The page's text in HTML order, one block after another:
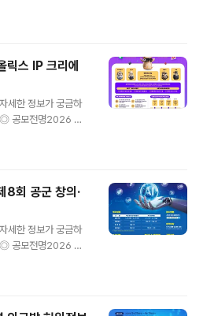
동체 활성화 지원- 그
/ 제품)- 참가인원:
따라 장애유무나 성
전하고 편리하게 이
용 ② 사용상의 융통
인지할 수 있는 정
리적 노력 ⑦ 접근과
스 IP 크리에
세한 정보가 궁금하
◎ 공모전명2026 올
를 활용한 자유 창
있는 아이디어- 단순
실제 IP 사업으로 상
◎ 참가 대상- 기발
어 뱅크라면 누구나!
가능 ◎ 접수 기간 및
선정..
회 공군 창의·
세한 정보가 궁금하
◎ 공모전명2026 제8
AI경진대회(공군 장
가능 ◎ 수상내역총